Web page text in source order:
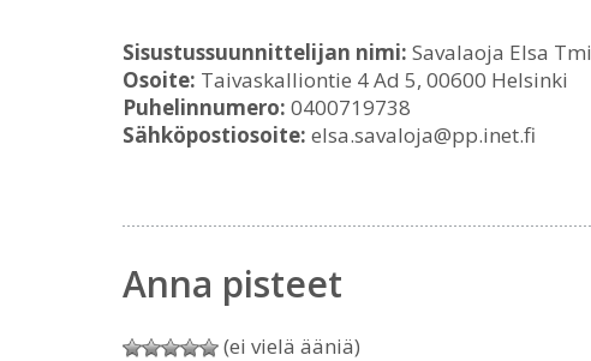
Sisustussuunnittelijan nimi: Savalaoja Elsa Tmi
Osoite: Taivaskalliontie 4 Ad 5, 00600 Helsinki
Puhelinnumero: 0400719738
Sähköpostiosoite: elsa.savaloja@pp.inet.fi
Anna pisteet
(ei vielä ääniä)